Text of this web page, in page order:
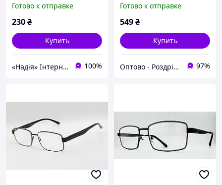
Готово к отправке
230₴
Купить
«Надія» Інтернет-Магазин 100%
+4.00)
Готово к отправке
549₴
Купить
Оптово - Роздрібний інтернет - магазин "MONDO" 97%